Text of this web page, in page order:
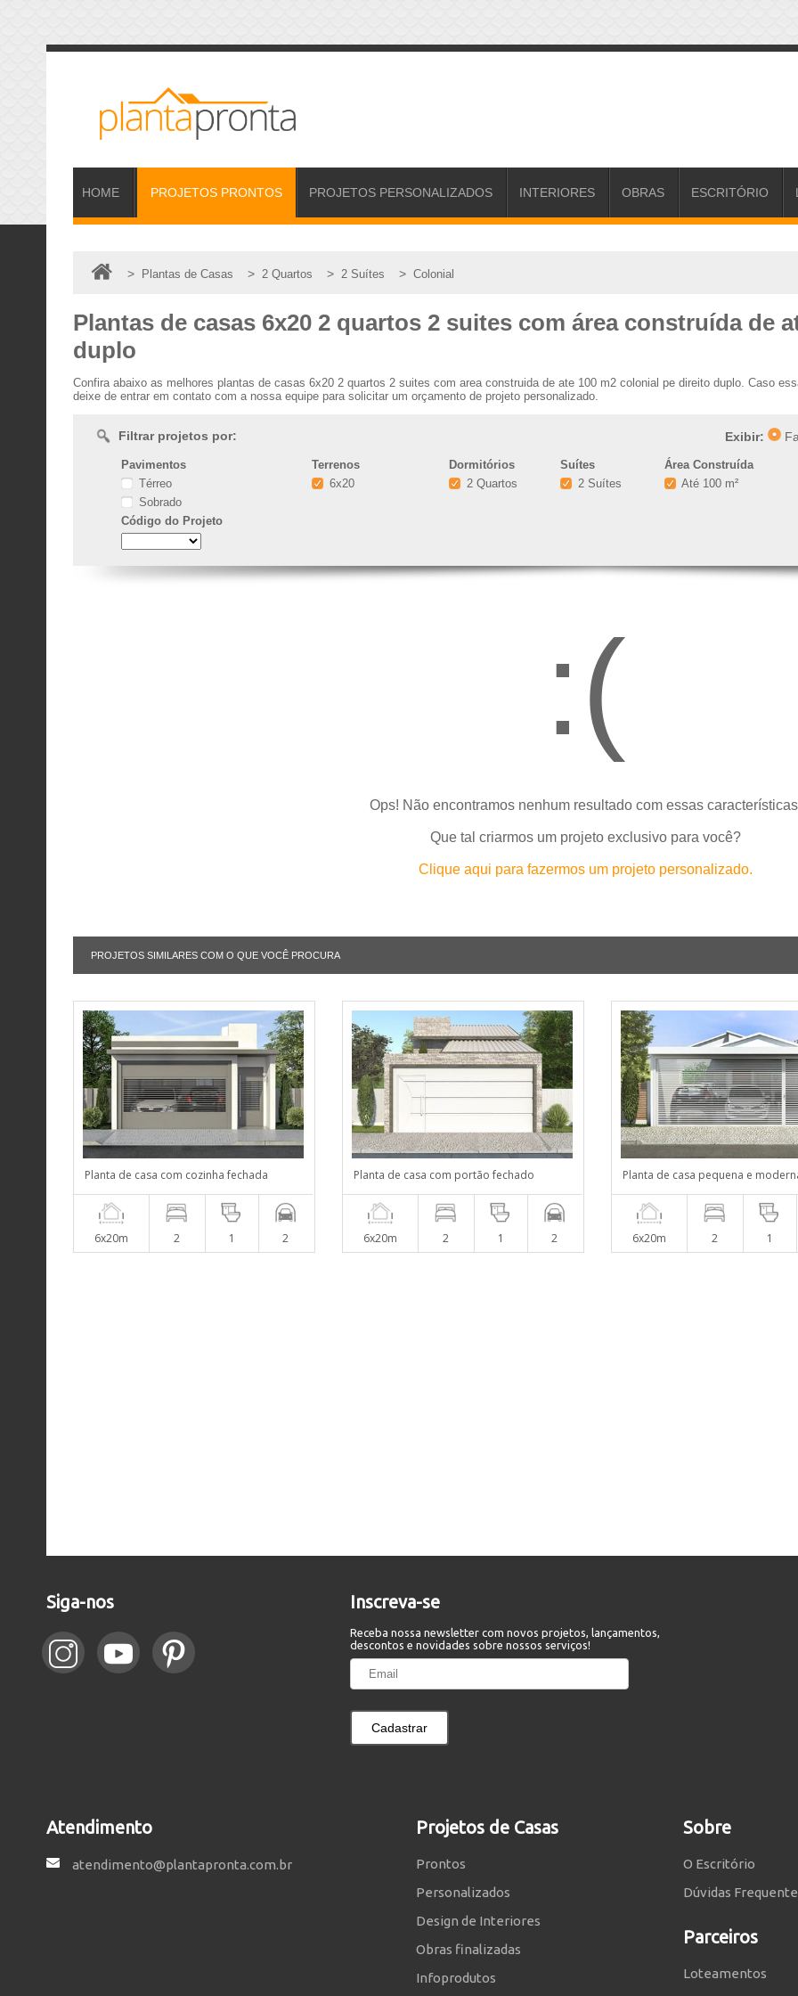
HOME PROJETOS PRONTOS PROJETOS PERSONALIZADOS INTERIORES OBRAS ESCRITÓRIO
> Plantas de Casas > 2 Quartos > 2 Suítes > Colonial
Plantas de casas 6x20 2 quartos 2 suites com área construída de
duplo
Confira abaixo as melhores plantas de casas 6x20 2 quartos 2 suites com area construida de ate 100 m2 colonial pe direito duplo. Caso
deixe de entrar em contato com a nossa equipe para solicitar um orçamento de projeto personalizado.
Filtrar projetos por: Exibir:
Pavimentos
Térreo
Sobrado
Código do Projeto
Terrenos
6x20
Dormitórios
2 Quartos
Suítes
2 Suítes
Área Construída
Até 100 m²
:(
Ops! Não encontramos nenhum resultado com essas
Que tal criarmos um projeto exclusivo para você?
Clique aqui para fazermos um projeto personalizado.
PROJETOS SIMILARES COM O QUE VOCÊ PROCURA
Planta de casa com cozinha fechada
6x20m 2 1 2
Planta de casa com portão fechado
6x20m 2 1 2
Planta de casa pequena e
6x20m 2 1
Siga-nos Inscreva-se
Receba nossa newsletter com novos projetos, lançamentos,
descontos e novidades sobre nossos serviços!
Cadastrar
Atendimento
atendimento@plantapronta.com.br
Projetos de Casas
Prontos
Personalizados
Design de Interiores
Obras finalizadas
Infoprodutos
Sobre
O Escritório
Dúvidas
Parceiros
Loteamentos